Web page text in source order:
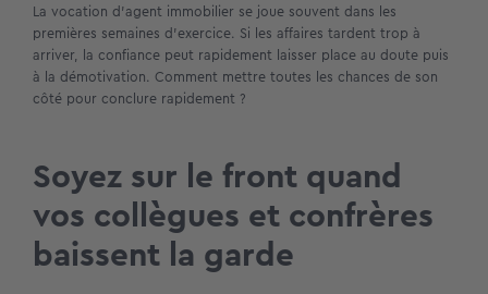
La vocation d’agent immobilier se joue souvent dans les
premières semaines d’exercice. Si les affaires tardent trop à
arriver, la confiance peut rapidement laisser place au doute puis
à la démotivation. Comment mettre toutes les chances de son
côté pour conclure rapidement ?
Soyez sur le front quand
vos collègues et confrères
baissent la garde